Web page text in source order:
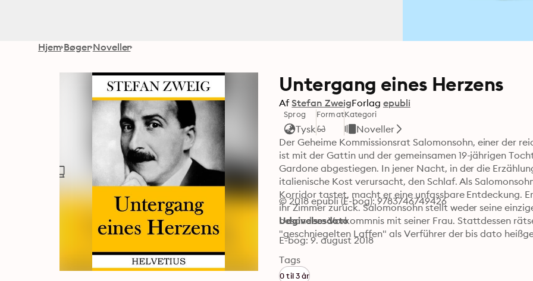
Hjem Bøger Noveller
Untergang eines Herzens
Af Stefan ZweigForlag epubli
Sprog
Tysk
FormatKategori
Noveller
Der Geheime Kommissionsrat Salomonsohn, einer der
ist mit der Gattin und der gemeinsamen 19-jährigen
Gardone abgestiegen. In jener Nacht, in der die
italienische Kost verursacht, den Schlaf. Als
Korridor tastet, macht er eine unfassbare Entdeckung.
ihr Zimmer zurück. Salomonsohn stellt weder seine
besondere Vorkommnis mit seiner Frau. Stattdessen
"geschniegelten Laffen" als Verführer der bis dato
© 2018 epubli (E-bog): 9783746749426
Udgivelsesdato
E-bog: 9. august 2018
Tags
0 til 3 år